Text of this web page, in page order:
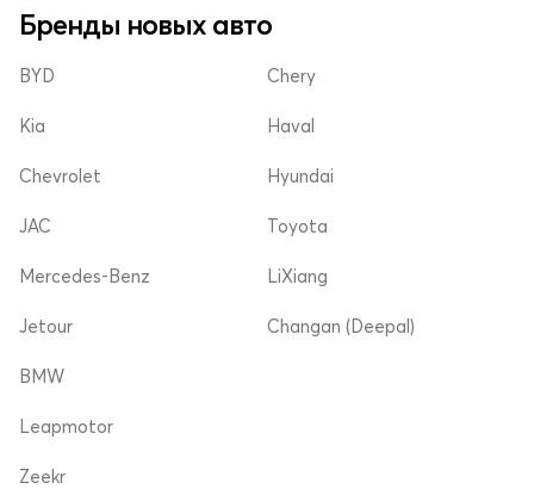
Бренды новых авто
BYD
Kia
Chevrolet
Chery
Haval
Hyundai
JAC
Mercedes-Benz
Jetour
Toyota
LiXiang
Changan (Deepal)
BMW
Leapmotor
Zeekr